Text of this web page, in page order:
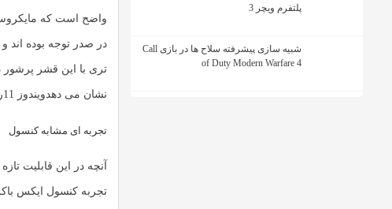
پلتفرم ویچر 3
شبیه سازی پیشرفته سلاح ها در بازی Call
of Duty Modern Warfare 4
واضح است که
در صدر توجه بوده اند
تری با این قشر پرشور
نشان می دهدویندوز 11
تجربه ای مشابه کنسول
آنچه در این قابلیت
تجربه کنسول ایکس